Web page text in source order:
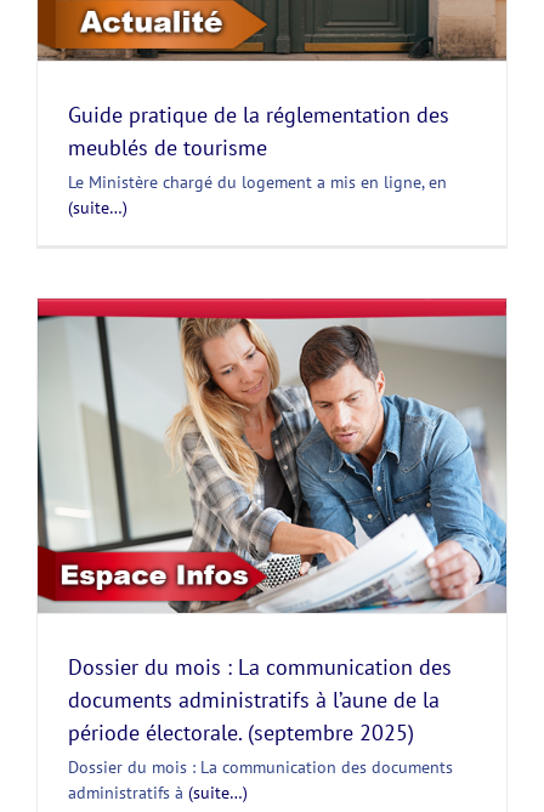
Guide pratique de la réglementation des
meublés de tourisme
Le Ministère chargé du logement a mis en ligne, en
(suite…)
Dossier du mois : La communication des
documents administratifs à l’aune de la
période électorale. (septembre 2025)
Dossier du mois : La communication des documents
administratifs à (suite…)